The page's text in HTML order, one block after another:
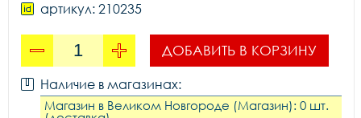
артикул: 210235
ДОБАВИТЬ В КОРЗИНУ
Наличие в магазинах:
Магазин в Великом Новгороде (Магазин): 0 шт.